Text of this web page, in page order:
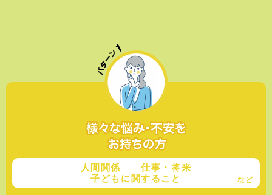
人間関係 仕事・将来
子どもに関すること
など